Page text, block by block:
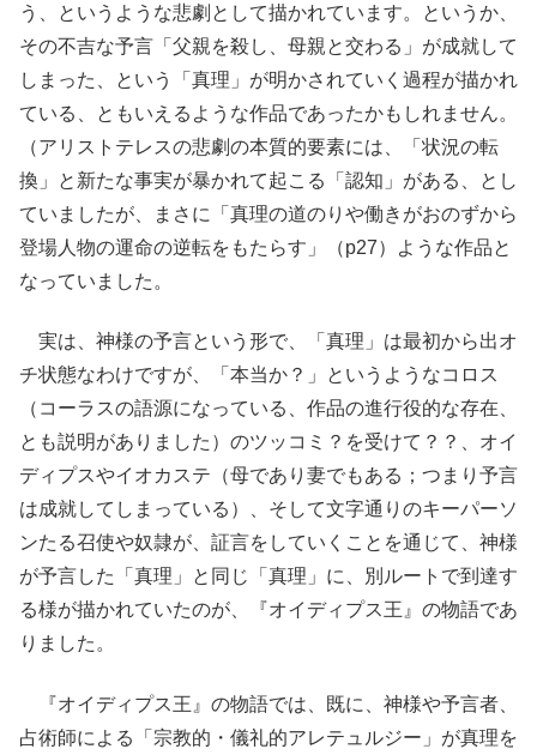
う、というような悲劇として描かれています。というか、
その不吉な予言「父親を殺し、母親と交わる」が成就して
しまった、という「真理」が明かされていく過程が描かれ
ている、ともいえるような作品であったかもしれません。
（アリストテレスの悲劇の本質的要素には、「状況の転
換」と新たな事実が暴かれて起こる「認知」がある、とし
ていましたが、まさに「真理の道のりや働きがおのずから
登場人物の運命の逆転をもたらす」（p27）ような作品と
なっていました。
実は、神様の予言という形で、「真理」は最初から出オ
チ状態なわけですが、「本当か？」というようなコロス
（コーラスの語源になっている、作品の進行役的な存在、
とも説明がありました）のツッコミ？を受けて？？、オイ
ディプスやイオカステ（母であり妻でもある；つまり予言
は成就してしまっている）、そして文字通りのキーパーソ
ンたる召使や奴隷が、証言をしていくことを通じて、神様
が予言した「真理」と同じ「真理」に、別ルートで到達す
る様が描かれていたのが、『オイディプス王』の物語であ
りました。
『オイディプス王』の物語では、既に、神様や予言者、
占術師による「宗教的・儀礼的アレテュルジー」が真理を